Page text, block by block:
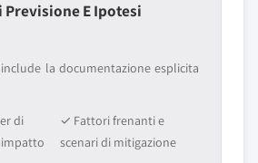
Previsione E Ipotesi
la documentazione esplicita
di
✓ Fattori frenanti e
scenari di mitigazione